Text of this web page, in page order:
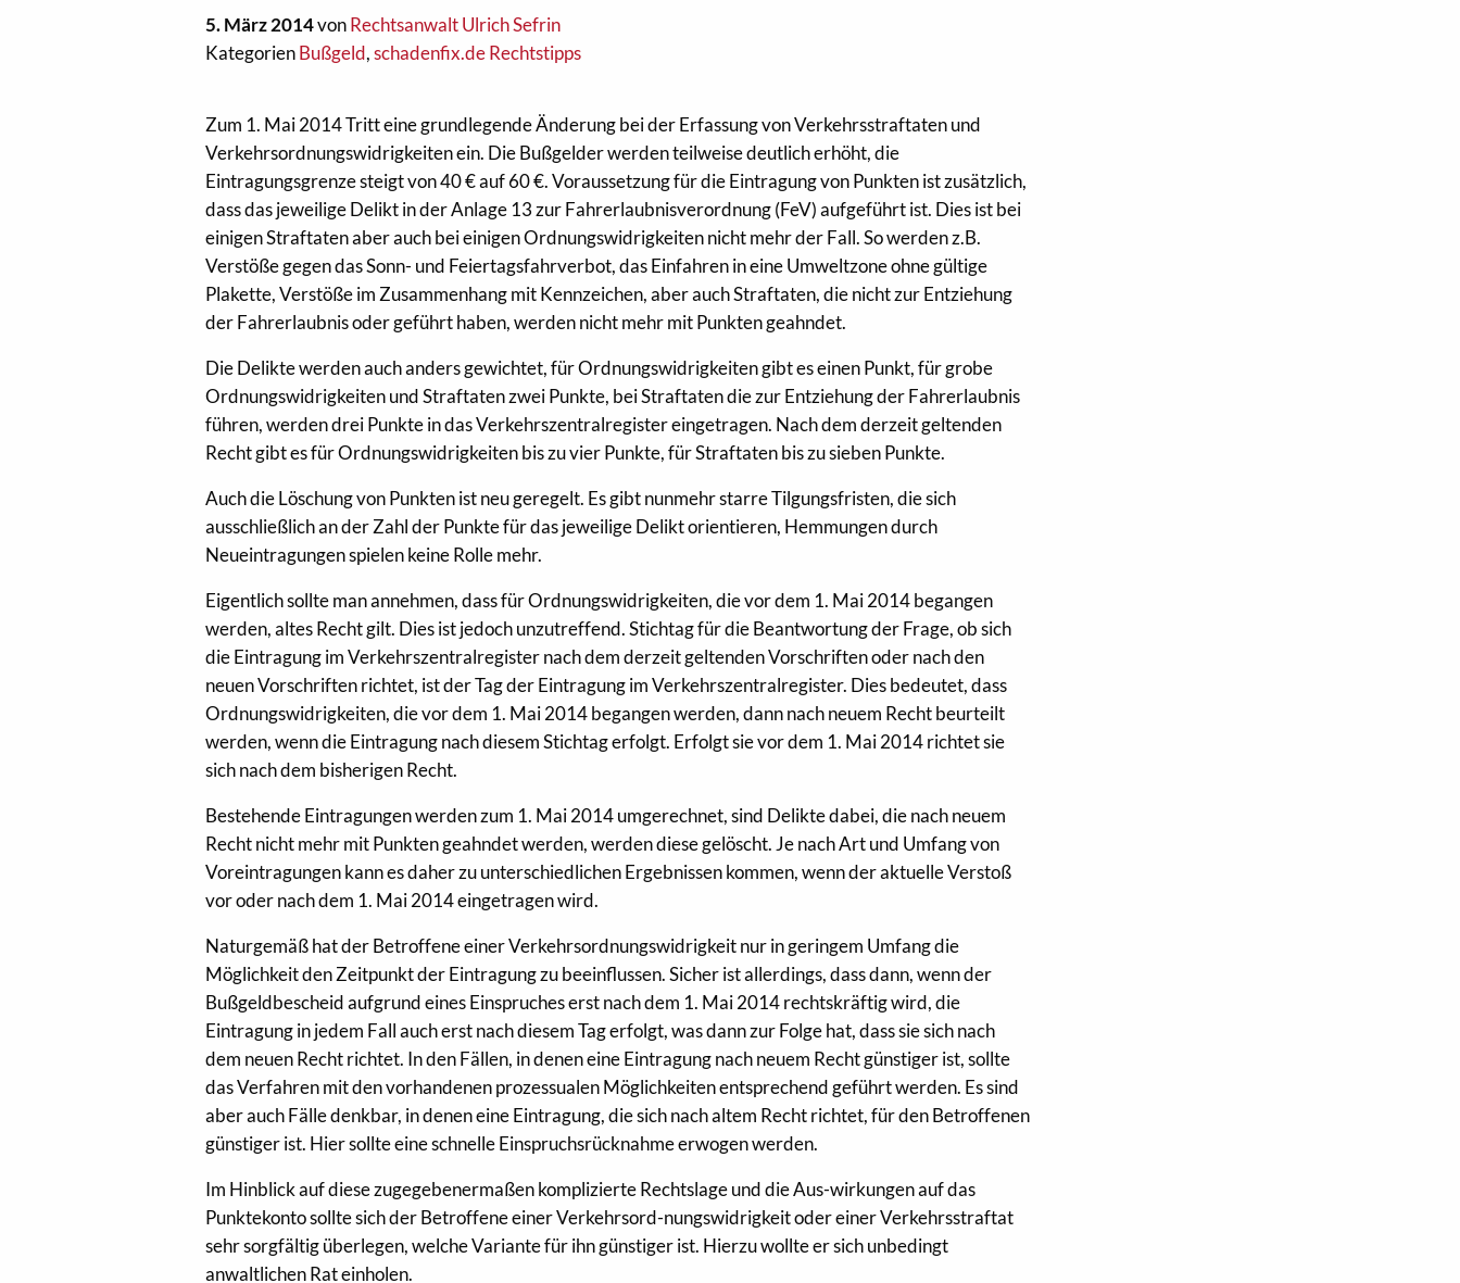
5. März 2014vonRechtsanwalt Ulrich Sefrin
KategorienBußgeld,schadenfix.de Rechtstipps
Zum 1. Mai 2014 Tritt eine grundlegende Änderung bei der Erfassung von Verkehrsstraftaten und
Verkehrsordnungswidrigkeiten ein. Die Bußgelder werden teilweise deutlich erhöht, die
Eintragungsgrenze steigt von 40 € auf 60 €. Voraussetzung für die Eintragung von Punkten ist zusätzlich,
dass das jeweilige Delikt in der Anlage 13 zur Fahrerlaubnisverordnung (FeV) aufgeführt ist. Dies ist bei
einigen Straftaten aber auch bei einigen Ordnungswidrigkeiten nicht mehr der Fall. So werden z.B.
Verstöße gegen das Sonn- und Feiertagsfahrverbot, das Einfahren in eine Umweltzone ohne gültige
Plakette, Verstöße im Zusammenhang mit Kennzeichen, aber auch Straftaten, die nicht zur Entziehung
der Fahrerlaubnis oder geführt haben, werden nicht mehr mit Punkten geahndet.
Die Delikte werden auch anders gewichtet, für Ordnungswidrigkeiten gibt es einen Punkt, für grobe
Ordnungswidrigkeiten und Straftaten zwei Punkte, bei Straftaten die zur Entziehung der Fahrerlaubnis
führen, werden drei Punkte in das Verkehrszentralregister eingetragen. Nach dem derzeit geltenden
Recht gibt es für Ordnungswidrigkeiten bis zu vier Punkte, für Straftaten bis zu sieben Punkte.
Auch die Löschung von Punkten ist neu geregelt. Es gibt nunmehr starre Tilgungsfristen, die sich
ausschließlich an der Zahl der Punkte für das jeweilige Delikt orientieren, Hemmungen durch
Neueintragungen spielen keine Rolle mehr.
Eigentlich sollte man annehmen, dass für Ordnungswidrigkeiten, die vor dem 1. Mai 2014 begangen
werden, altes Recht gilt. Dies ist jedoch unzutreffend. Stichtag für die Beantwortung der Frage, ob sich
die Eintragung im Verkehrszentralregister nach dem derzeit geltenden Vorschriften oder nach den
neuen Vorschriften richtet, ist der Tag der Eintragung im Verkehrszentralregister. Dies bedeutet, dass
Ordnungswidrigkeiten, die vor dem 1. Mai 2014 begangen werden, dann nach neuem Recht beurteilt
werden, wenn die Eintragung nach diesem Stichtag erfolgt. Erfolgt sie vor dem 1. Mai 2014 richtet sie
sich nach dem bisherigen Recht.
Bestehende Eintragungen werden zum 1. Mai 2014 umgerechnet, sind Delikte dabei, die nach neuem
Recht nicht mehr mit Punkten geahndet werden, werden diese gelöscht. Je nach Art und Umfang von
Voreintragungen kann es daher zu unterschiedlichen Ergebnissen kommen, wenn der aktuelle Verstoß
vor oder nach dem 1. Mai 2014 eingetragen wird.
Naturgemäß hat der Betroffene einer Verkehrsordnungswidrigkeit nur in geringem Umfang die
Möglichkeit den Zeitpunkt der Eintragung zu beeinflussen. Sicher ist allerdings, dass dann, wenn der
Bußgeldbescheid aufgrund eines Einspruches erst nach dem 1. Mai 2014 rechtskräftig wird, die
Eintragung in jedem Fall auch erst nach diesem Tag erfolgt, was dann zur Folge hat, dass sie sich nach
dem neuen Recht richtet. In den Fällen, in denen eine Eintragung nach neuem Recht günstiger ist, sollte
das Verfahren mit den vorhandenen prozessualen Möglichkeiten entsprechend geführt werden. Es sind
aber auch Fälle denkbar, in denen eine Eintragung, die sich nach altem Recht richtet, für den Betroffenen
günstiger ist. Hier sollte eine schnelle Einspruchsrücknahme erwogen werden.
Im Hinblick auf diese zugegebenermaßen komplizierte Rechtslage und die Aus-wirkungen auf das
Punktekonto sollte sich der Betroffene einer Verkehrsord-nungswidrigkeit oder einer Verkehrsstraftat
sehr sorgfältig überlegen, welche Variante für ihn günstiger ist. Hierzu wollte er sich unbedingt
anwaltlichen Rat einholen.